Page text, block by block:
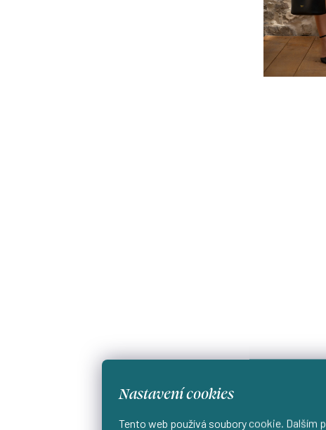
Nastavení cookies
Tento web používá soubory cookie.